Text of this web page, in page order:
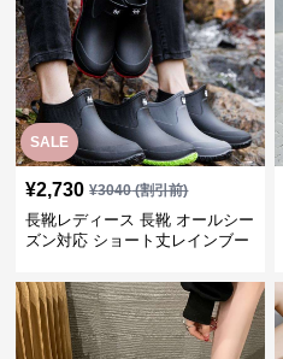
SALE
¥2,730 ¥3040(割引前)
長靴レディース 長靴 オールシー
ズン対応 ショート丈レインブー